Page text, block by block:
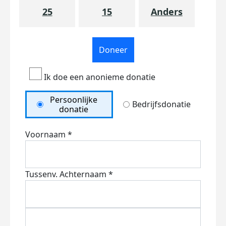
25 15 Anders
Doneer
Ik doe een anonieme donatie
Persoonlijke
donatie
Bedrijfsdonatie
Voornaam *
Tussenv. Achternaam *